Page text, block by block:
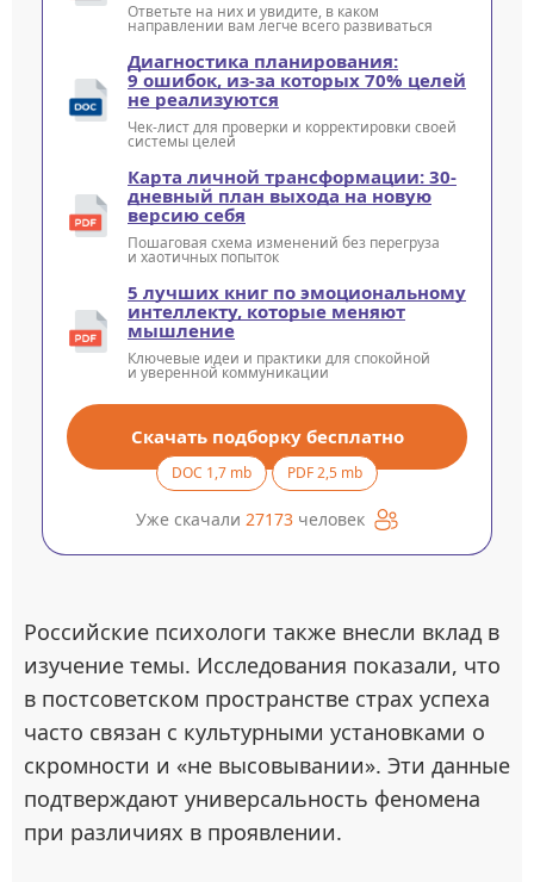
Ответьте на них и увидите, в каком
направлении вам легче всего развиваться
Диагностика планирования:
9 ошибок, из-за которых 70% целей
не реализуются
Чек-лист для проверки и корректировки своей
системы целей
Карта личной трансформации: 30-
дневный план выхода на новую
версию себя
Пошаговая схема изменений без перегруза
и хаотичных попыток
5 лучших книг по эмоциональному
интеллекту, которые меняют
мышление
Ключевые идеи и практики для спокойной
и уверенной коммуникации
Скачать подборку бесплатно
DOC 1,7 mb PDF 2,5 mb
Уже скачали 27173 человек
Российские психологи также внесли вклад в
изучение темы. Исследования показали, что
в постсоветском пространстве страх успеха
часто связан с культурными установками о
скромности и «не высовывании». Эти данные
подтверждают универсальность феномена
при различиях в проявлении.